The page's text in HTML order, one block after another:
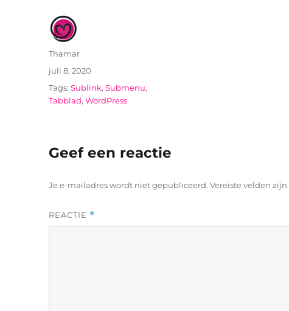
Auteur
Thamar
Geplaatst
op
juli 8, 2020
Tags
Sublink,Submenu,
Tabblad,WordPress
Geef een reactie
Je e-mailadres wordt niet gepubliceerd. Vereiste velden
REACTIE *